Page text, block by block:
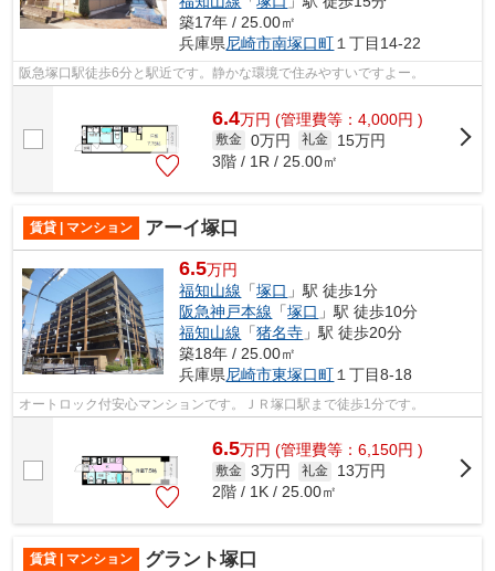
築17年 / 25.00㎡
兵庫県尼崎市南塚口町 １丁目14-22
阪急塚口駅徒歩6分と駅近です。静かな環境で住みやすいですよー。
6.4万円 (管理費等：4,000円 )
敷金 0万円 礼金
15万円
3階 / 1R / 25.00㎡
賃貸 | マンション アーイ塚口
6.5万円
福知山線 「塚口 」駅 徒歩1分
阪急神戸本線 「塚口 」駅 徒歩10分
福知山線 「猪名寺 」駅 徒歩20分
築18年 / 25.00㎡
兵庫県尼崎市東塚口町 １丁目8-18
オートロック付安心マンションです。ＪＲ塚口駅まで徒歩1分です。
6.5万円 (管理費等：6,150円 )
敷金 3万円 礼金
13万円
2階 / 1K / 25.00㎡
賃貸 | マンション グラント塚口